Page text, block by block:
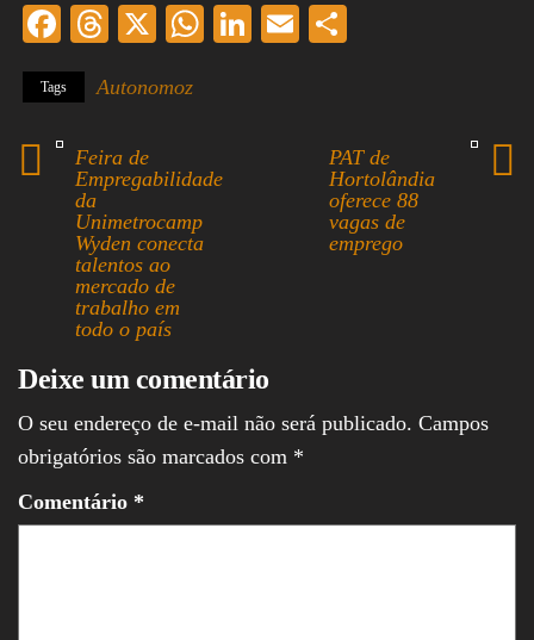
Fa
ce
bo
ok
T
ea
X
W
pp
Li
E
Tags Autonomoz
Feira de
Empregabilidade
da
Unimetrocamp
Wyden conecta
talentos ao
mercado de
trabalho em
todo o país
PAT de
Hortolândia
oferece 88
vagas de
emprego
Deixe um comentário
O seu endereço de e-mail não será publicado. Campos
obrigatórios são marcados com *
Comentário *